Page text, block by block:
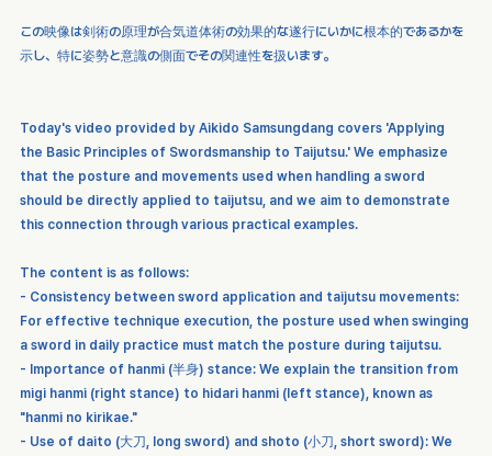
この映像は剣術の原理が合気道体術の効果的な遂行にいかに根本的であるかを
示し、特に姿勢と意識の側面でその関連性を扱います。
Today's video provided by Aikido Samsungdang covers 'Applying
the Basic Principles of Swordsmanship to Taijutsu.' We emphasize
that the posture and movements used when handling a sword
should be directly applied to taijutsu, and we aim to demonstrate
this connection through various practical examples.
The content is as follows:
- Consistency between sword application and taijutsu movements:
For effective technique execution, the posture used when swinging
a sword in daily practice must match the posture during taijutsu.
- Importance of hanmi (半身) stance: We explain the transition from
migi hanmi (right stance) to hidari hanmi (left stance), known as
"hanmi no kirikae."
- Use of daito (大刀, long sword) and shoto (小刀, short sword): We